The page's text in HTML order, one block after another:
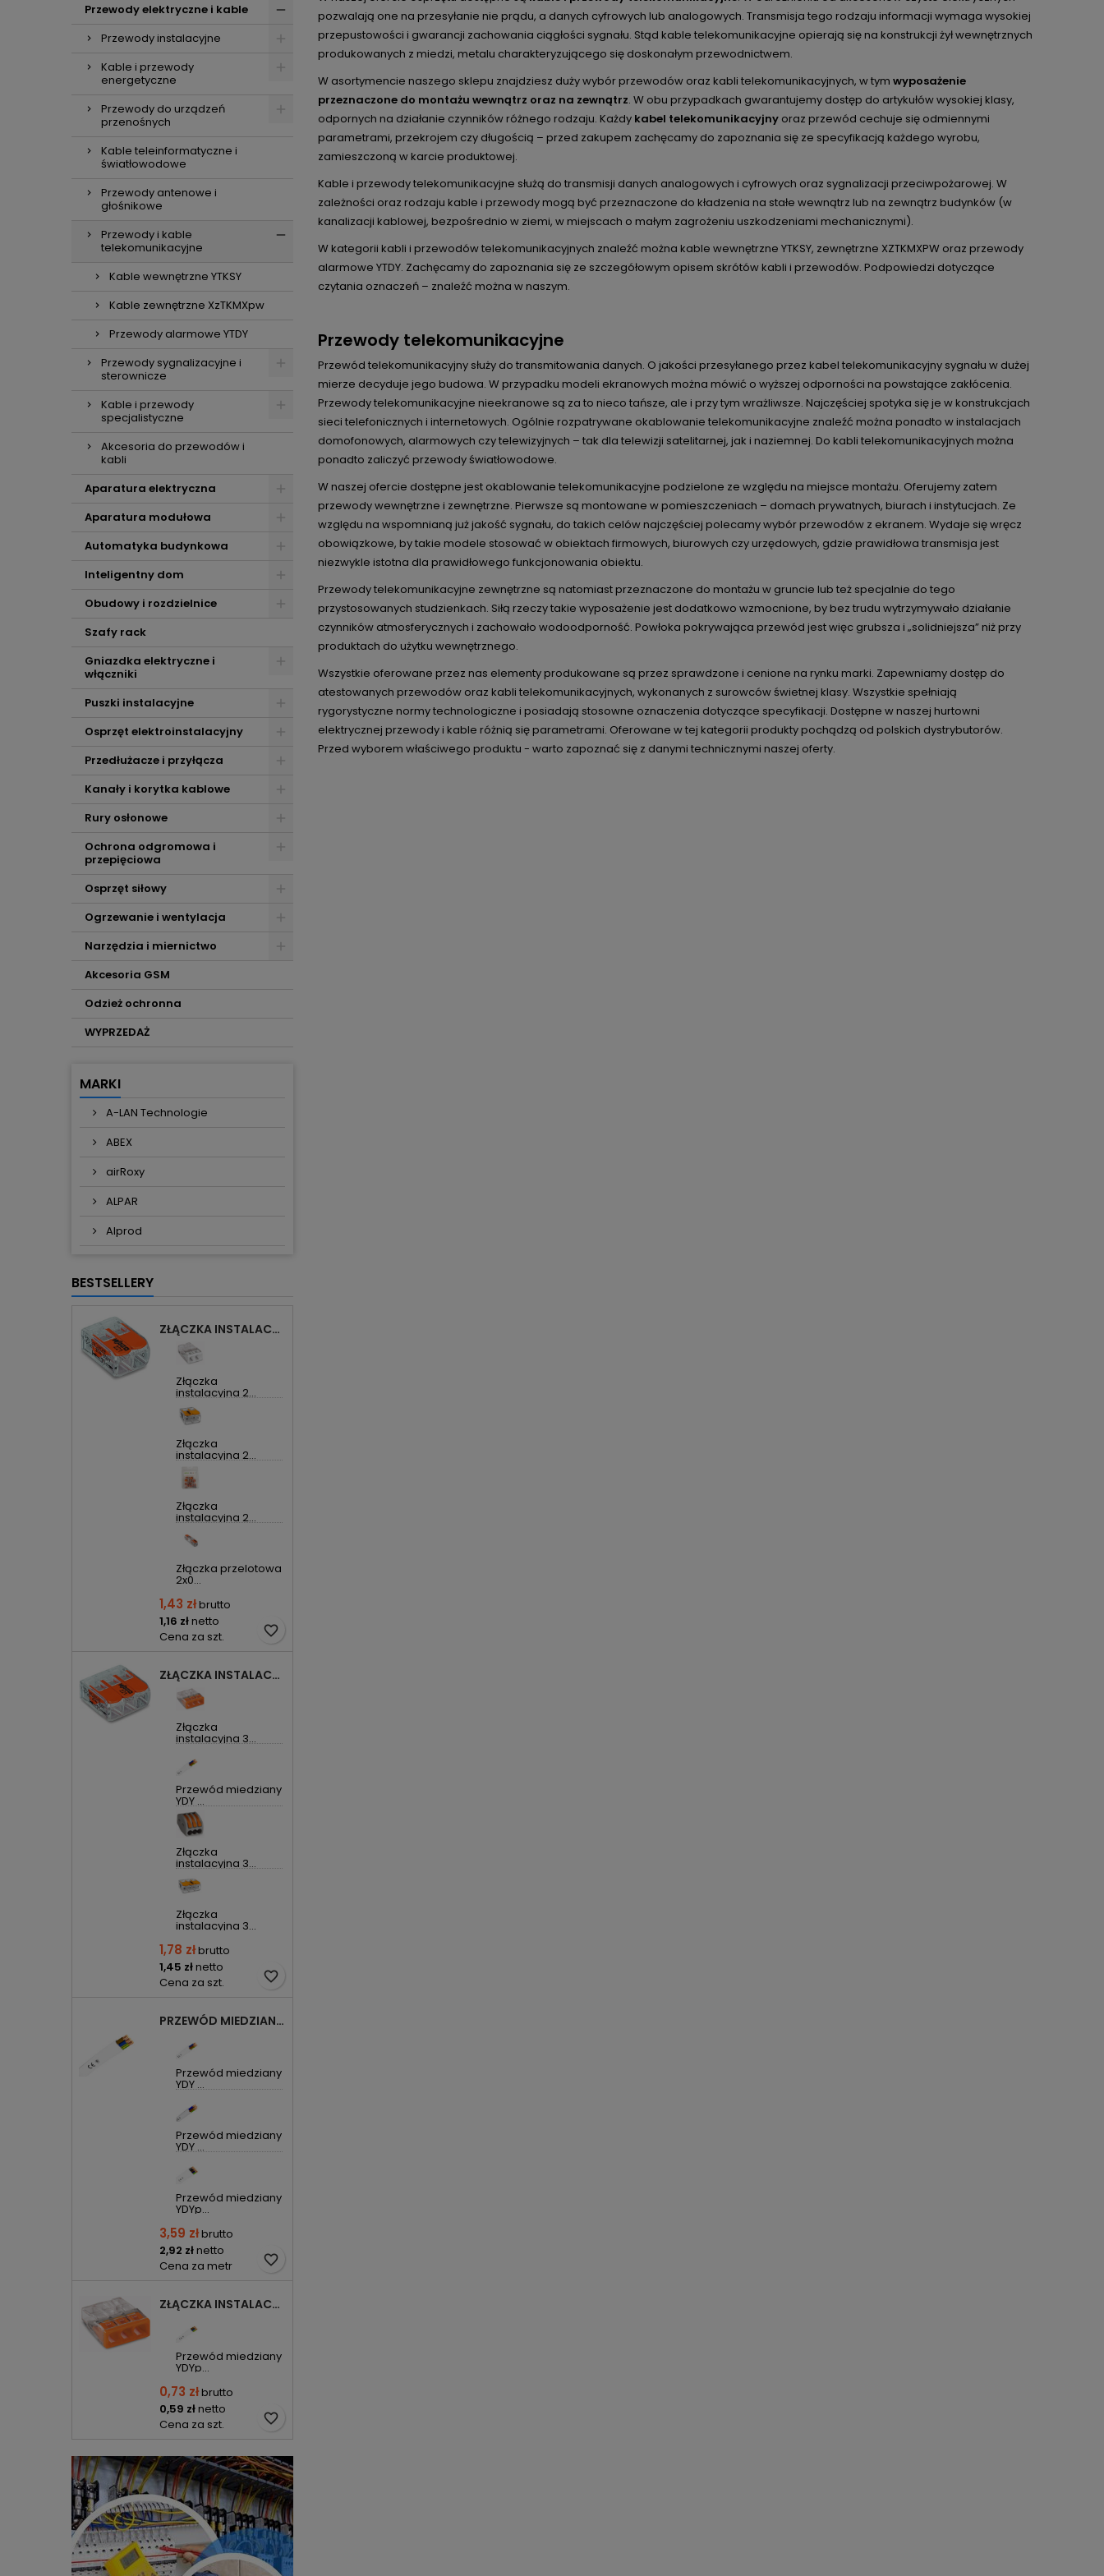
Przewody elektryczne i kable
Przewody instalacyjne
Kable i przewody
energetyczne
Przewody do urządzeń
przenośnych
Kable teleinformatyczne i
światłowodowe
Przewody antenowe i
głośnikowe
Przewody i kable
telekomunikacyjne
Kable wewnętrzne YTKSY
Kable zewnętrzne XzTKMXpw
Przewody alarmowe YTDY
Przewody sygnalizacyjne i
sterownicze
Kable i przewody
specjalistyczne
Akcesoria do przewodów i
kabli
Aparatura elektryczna
Aparatura modułowa
Automatyka budynkowa
Inteligentny dom
Obudowy i rozdzielnice
Szafy rack
Gniazdka elektryczne i
włączniki
Puszki instalacyjne
Osprzęt elektroinstalacyjny
Przedłużacze i przyłącza
Kanały i korytka kablowe
Rury osłonowe
Ochrona odgromowa i
przepięciowa
Osprzęt siłowy
Ogrzewanie i wentylacja
Narzędzia i miernictwo
Akcesoria GSM
Odzież ochronna
WYPRZEDAŻ
MARKI
A-LAN Technologie
ABEX
airRoxy
ALPAR
Alprod
BESTSELLERY
ZŁĄCZKA INSTALACYJNA 2X UNIWERSALNA COMPACT 221-412 WAGO
Złączka
instalacyjna 2...
Złączka
instalacyjna 2...
Złączka
instalacyjna 2...
Złączka przelotowa
2x0...
1,43 złbrutto
1,16 złnetto
Cena za szt.
favorite_border
ZŁĄCZKA INSTALACYJNA 3X UNIWERSALNA COMPACT 221-413 WAGO
Złączka
instalacyjna 3...
Przewód miedziany
YDY ...
Złączka
instalacyjna 3...
Złączka
instalacyjna 3...
1,78 złbrutto
1,45 złnetto
Cena za szt.
favorite_border
PRZEWÓD MIEDZIANY YDYP DRUT 3X1,5MM2 ŻO 450/750V
Przewód miedziany
YDY ...
Przewód miedziany
YDY ...
Przewód miedziany
YDYp...
3,59 złbrutto
2,92 złnetto
Cena za metr
favorite_border
ZŁĄCZKA INSTALACYJNA 3X COMPACT POMARAŃCZOWA 2273-203 WAGO
Przewód miedziany
YDYp...
0,73 złbrutto
0,59 złnetto
Cena za szt.
favorite_border
pozwalają one na przesyłanie nie prądu, a danych cyfrowych lub analogowych. Transmisja tego rodzaju informacji wymaga wysokiej
przepustowości i gwarancji zachowania ciągłości sygnału. Stąd kable telekomunikacyjne opierają się na konstrukcji żył wewnętrznych
produkowanych z miedzi, metalu charakteryzującego się doskonałym przewodnictwem.
W asortymencie naszego sklepu znajdziesz duży wybór przewodów oraz kabli telekomunikacyjnych, w tym wyposażenie
przeznaczone do montażu wewnątrz oraz na zewnątrz. W obu przypadkach gwarantujemy dostęp do artykułów wysokiej klasy,
odpornych na działanie czynników różnego rodzaju. Każdy kabel telekomunikacyjny oraz przewód cechuje się odmiennymi
parametrami, przekrojem czy długością – przed zakupem zachęcamy do zapoznania się ze specyfikacją każdego wyrobu,
zamieszczoną w karcie produktowej.
Kable i przewody telekomunikacyjne służą do transmisji danych analogowych i cyfrowych oraz sygnalizacji przeciwpożarowej. W
zależności oraz rodzaju kable i przewody mogą być przeznaczone do kładzenia na stałe wewnątrz lub na zewnątrz budynków (w
kanalizacji kablowej, bezpośrednio w ziemi, w miejscach o małym zagrożeniu uszkodzeniami mechanicznymi).
W kategorii kabli i przewodów telekomunikacyjnych znaleźć można kable wewnętrzne YTKSY, zewnętrzne XZTKMXPW oraz przewody
alarmowe YTDY. Zachęcamy do zapoznania się ze szczegółowym opisem skrótów kabli i przewodów. Podpowiedzi dotyczące
czytania oznaczeń – znaleźć można w naszym.
Przewody telekomunikacyjne
Przewód telekomunikacyjny służy do transmitowania danych. O jakości przesyłanego przez kabel telekomunikacyjny sygnału w dużej
mierze decyduje jego budowa. W przypadku modeli ekranowych można mówić o wyższej odporności na powstające zakłócenia.
Przewody telekomunikacyjne nieekranowe są za to nieco tańsze, ale i przy tym wrażliwsze. Najczęściej spotyka się je w konstrukcjach
sieci telefonicznych i internetowych. Ogólnie rozpatrywane okablowanie telekomunikacyjne znaleźć można ponadto w instalacjach
domofonowych, alarmowych czy telewizyjnych – tak dla telewizji satelitarnej, jak i naziemnej. Do kabli telekomunikacyjnych można
ponadto zaliczyć przewody światłowodowe.
W naszej ofercie dostępne jest okablowanie telekomunikacyjne podzielone ze względu na miejsce montażu. Oferujemy zatem
przewody wewnętrzne i zewnętrzne. Pierwsze są montowane w pomieszczeniach – domach prywatnych, biurach i instytucjach. Ze
względu na wspomnianą już jakość sygnału, do takich celów najczęściej polecamy wybór przewodów z ekranem. Wydaje się wręcz
obowiązkowe, by takie modele stosować w obiektach firmowych, biurowych czy urzędowych, gdzie prawidłowa transmisja jest
niezwykle istotna dla prawidłowego funkcjonowania obiektu.
Przewody telekomunikacyjne zewnętrzne są natomiast przeznaczone do montażu w gruncie lub też specjalnie do tego
przystosowanych studzienkach. Siłą rzeczy takie wyposażenie jest dodatkowo wzmocnione, by bez trudu wytrzymywało działanie
czynników atmosferycznych i zachowało wodoodporność. Powłoka pokrywająca przewód jest więc grubsza i „solidniejsza” niż przy
produktach do użytku wewnętrznego.
Wszystkie oferowane przez nas elementy produkowane są przez sprawdzone i cenione na rynku marki. Zapewniamy dostęp do
atestowanych przewodów oraz kabli telekomunikacyjnych, wykonanych z surowców świetnej klasy. Wszystkie spełniają
rygorystyczne normy technologiczne i posiadają stosowne oznaczenia dotyczące specyfikacji. Dostępne w naszej hurtowni
elektrycznej przewody i kable różnią się parametrami. Oferowane w tej kategorii produkty pochądzą od polskich dystrybutorów.
Przed wyborem właściwego produktu - warto zapoznać się z danymi technicznymi naszej oferty.